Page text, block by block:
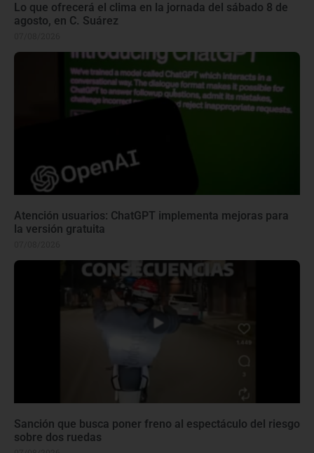
Lo que ofrecerá el clima en la jornada del sábado 8 de
agosto, en C. Suárez
Atención usuarios: ChatGPT implementa mejoras para
la versión gratuita
Sanción que busca poner freno al espectáculo del riesgo
sobre dos ruedas